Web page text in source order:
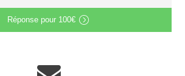
Réponse pour 100€